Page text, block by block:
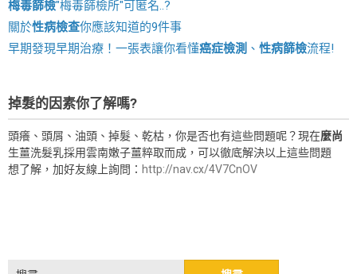
梅毒篩檢"梅毒篩檢所"可匿名..?
關於性病檢查你應該知道的9件事
早期發現早期治療！一張表讓你看懂癌症檢測 、 性病篩檢流程!
掉髮的因素你了解嗎?
頭癢、頭屑、油頭、掉髮、乾枯，你是否也有這些問題呢？現在麼尚
生薑洗髮乳採用雲南嫩子薑粹取而成，可以徹底解決以上這些問題
想了解，加好友線上詢問： http://nav.cx/4V7CnOV
搜